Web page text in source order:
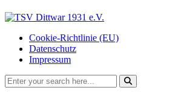
Cookie-Richtlinie (EU)
Datenschutz
Impressum